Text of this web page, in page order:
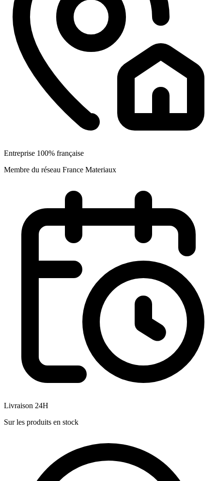
Entreprise 100% française
Membre du réseau France Materiaux
Livraison 24H
Sur les produits en stock